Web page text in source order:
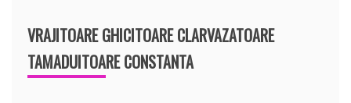
VRAJITOARE GHICITOARE CLARVAZATOARE
TAMADUITOARE CONSTANTA